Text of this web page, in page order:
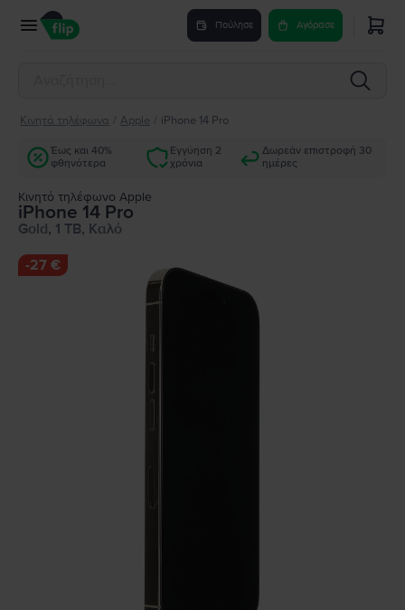
Πούλησε Αγόρασε
Κινητά τηλέφωνα Apple iPhone 14 Pro
Έως και 40%
φθηνότερα
Εγγύηση 2
χρόνια
Δωρεάν επιστροφή 30
ημέρες
Κινητό τηλέφωνο Apple
iPhone 14 Pro
Gold, 1 TB, Καλό
-27 €